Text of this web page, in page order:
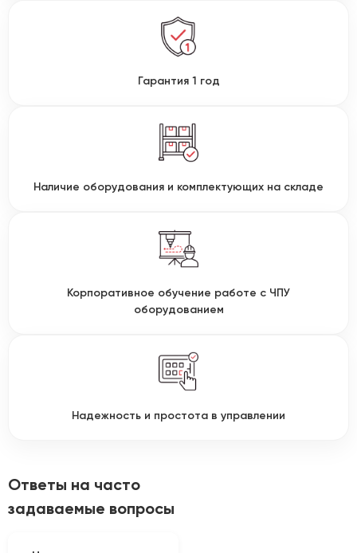
Гарантия 1 год
Наличие оборудования и комплектующих на складе
Корпоративное обучение работе с ЧПУ
оборудованием
Надежность и простота в управлении
Ответы на часто
задаваемые вопросы